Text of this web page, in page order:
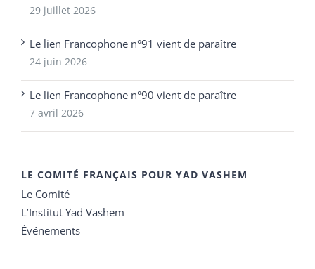
29 juillet 2026
Le lien Francophone n°91 vient de paraître
24 juin 2026
Le lien Francophone n°90 vient de paraître
7 avril 2026
LE COMITÉ FRANÇAIS POUR YAD VASHEM
Le Comité
L’Institut Yad Vashem
Événements